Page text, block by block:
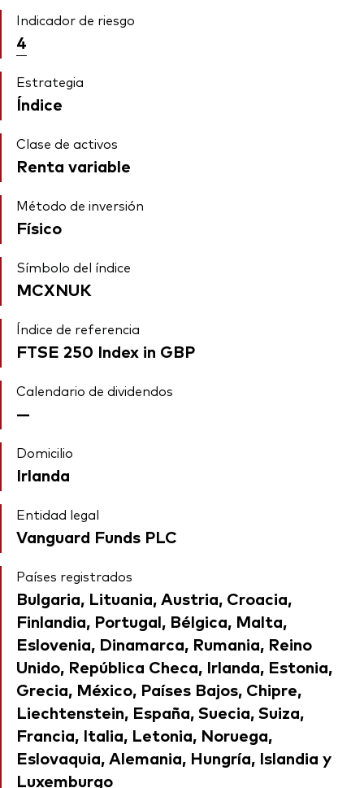
Indicador de riesgo
4
Estrategia
Índice
Clase de activos
Renta variable
Método de inversión
Físico
Símbolo del índice
MCXNUK
Índice de referencia
FTSE 250 Index in GBP
Calendario de dividendos
—
Domicilio
Irlanda
Entidad legal
Vanguard Funds PLC
Países registrados
Bulgaria, Lituania, Austria, Croacia,
Finlandia, Portugal, Bélgica, Malta,
Eslovenia, Dinamarca, Rumania, Reino
Unido, República Checa, Irlanda, Estonia,
Grecia, México, Países Bajos, Chipre,
Liechtenstein, España, Suecia, Suiza,
Francia, Italia, Letonia, Noruega,
Eslovaquia, Alemania, Hungría, Islandia y
Luxemburgo